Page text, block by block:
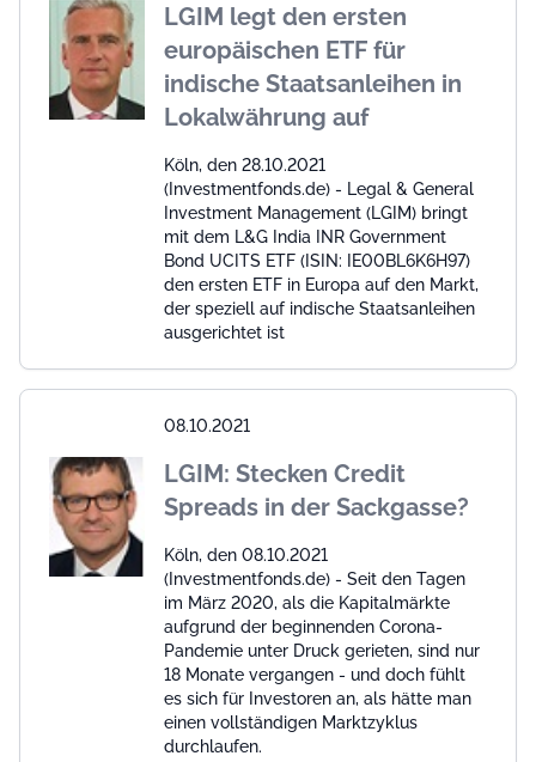
LGIM legt den ersten
europäischen ETF für
indische Staatsanleihen in
Lokalwährung auf
Köln, den 28.10.2021
(Investmentfonds.de) - Legal & General
Investment Management (LGIM) bringt
mit dem L&G India INR Government
Bond UCITS ETF (ISIN: IE00BL6K6H97)
den ersten ETF in Europa auf den Markt,
der speziell auf indische Staatsanleihen
ausgerichtet ist
08.10.2021
LGIM: Stecken Credit
Spreads in der Sackgasse?
Köln, den 08.10.2021
(Investmentfonds.de) - Seit den Tagen
im März 2020, als die Kapitalmärkte
aufgrund der beginnenden Corona-
Pandemie unter Druck gerieten, sind nur
18 Monate vergangen - und doch fühlt
es sich für Investoren an, als hätte man
einen vollständigen Marktzyklus
durchlaufen.